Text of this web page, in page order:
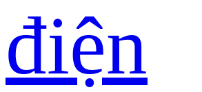
điện